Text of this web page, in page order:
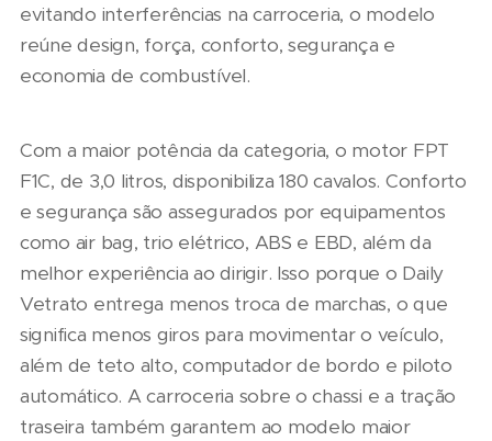
evitando interferências na carroceria, o modelo
reúne design, força, conforto, segurança e
economia de combustível.
Com a maior potência da categoria, o motor FPT
F1C, de 3,0 litros, disponibiliza 180 cavalos. Conforto
e segurança são assegurados por equipamentos
como air bag, trio elétrico, ABS e EBD, além da
melhor experiência ao dirigir. Isso porque o Daily
Vetrato entrega menos troca de marchas, o que
significa menos giros para movimentar o veículo,
além de teto alto, computador de bordo e piloto
automático. A carroceria sobre o chassi e a tração
traseira também garantem ao modelo maior